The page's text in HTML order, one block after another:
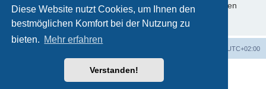
Diese Website nutzt Cookies, um Ihnen den
bestmöglichen Komfort bei der Nutzung zu
bieten. Mehr erfahren
Verstanden!
Sie können jederzeit die Löschung bzw. Sperrung Ihrer Daten
verlangen. Kontaktieren Sie hierzu bitte den Betreiber.
UTC+02:00
Powered byphpBB® Forum Software © phpBB Limited
phpBB.de